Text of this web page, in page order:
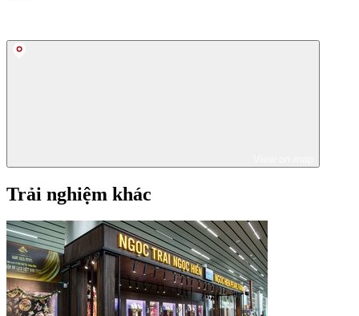
Trải nghiệm khác